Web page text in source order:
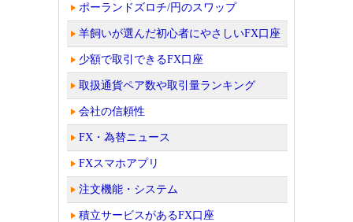
ポーランドズロチ/円のスワップ
羊飼いが選んだ初心者にやさしいFX口座
少額で取引できるFX口座
取扱通貨ペア数や取引量ランキング
会社の信頼性
FX・為替ニュース
FXスマホアプリ
注文機能・システム
積立サービスがあるFX口座